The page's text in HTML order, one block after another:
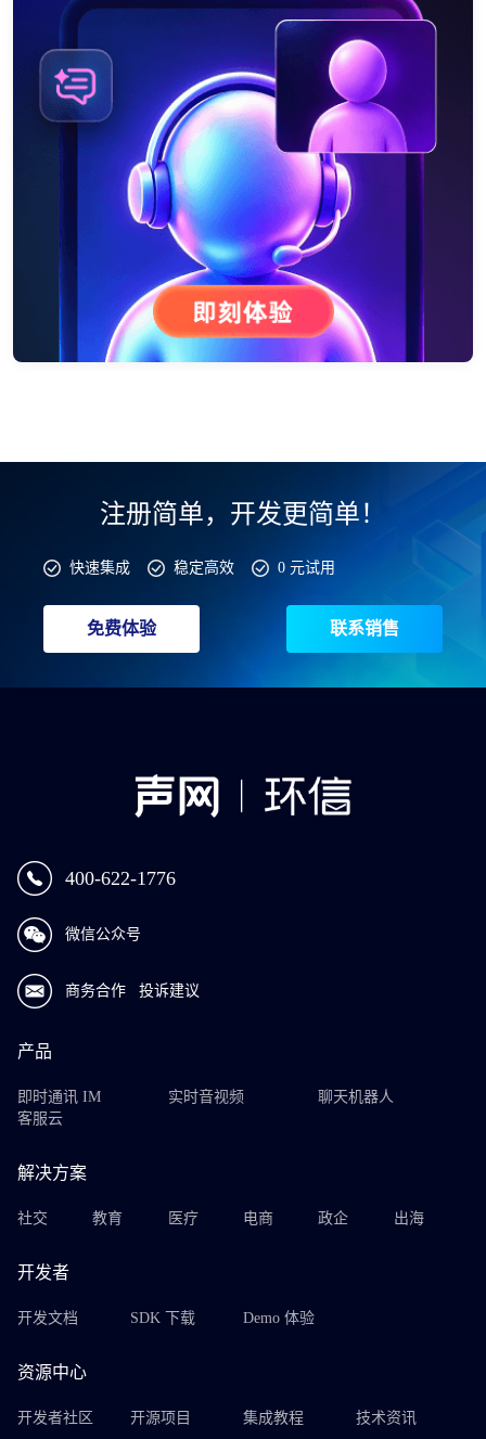
注册简单，开发更简单！
快速集成 稳定高效 0 元试用
免费体验 联系销售
400-622-1776
微信公众号
商务合作 投诉建议
产品
即时通讯 IM 实时音视频
聊天机器人
客服云
解决方案
社交 教育 医疗 电商 政企 出海
开发者
开发文档 SDK 下载 Demo 体验
资源中心
开发者社区 开源项目 集成教程 技术资讯